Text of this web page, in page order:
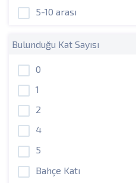
5-10 arası
Bulunduğu Kat Sayısı
0
1
2
4
5
Bahçe Katı